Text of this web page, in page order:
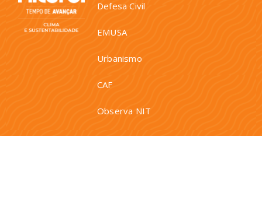
Defesa Civil
EMUSA
Urbanismo
CAF
Observa NIT